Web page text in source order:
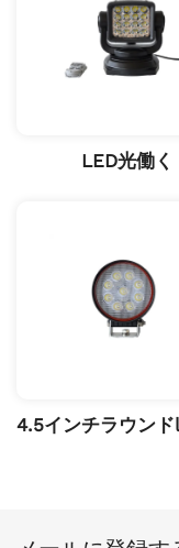
LED光働く